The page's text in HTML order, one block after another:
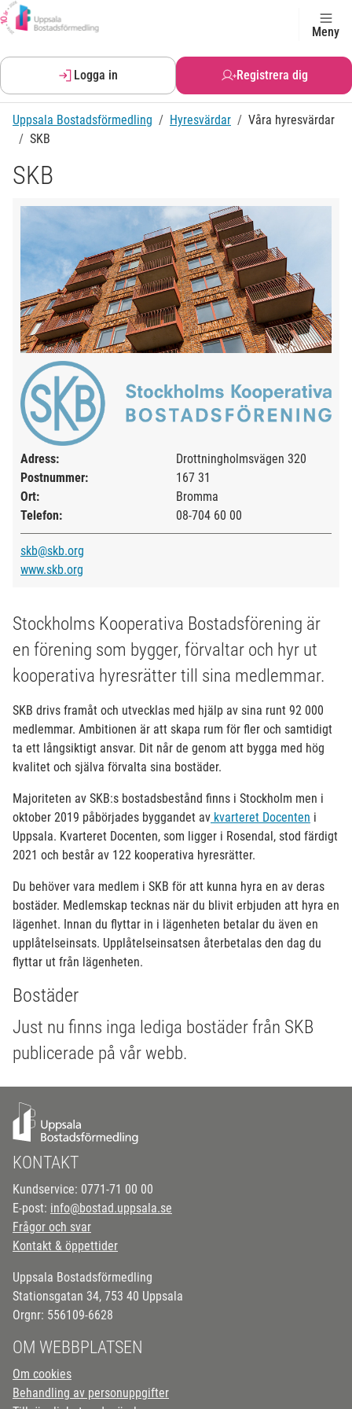
Meny
Logga in Registrera dig
Uppsala Bostadsförmedling Hyresvärdar
Våra hyresvärdar
SKB
SKB
Adress:
Drottningholmsvägen 320
Postnummer:
167 31
Ort:
Bromma
Telefon:
08-704 60 00
skb@skb.org
www.skb.org
Stockholms Kooperativa Bostadsförening är
en förening som bygger, förvaltar och hyr ut
kooperativa hyresrätter till sina medlemmar.
SKB drivs framåt och utvecklas med hjälp av sina runt 92 000
medlemmar. Ambitionen är att skapa rum för fler och samtidigt
ta ett långsiktigt ansvar. Dit når de genom att bygga med hög
kvalitet och själva förvalta sina bostäder.
Majoriteten av SKB:s bostadsbestånd finns i Stockholm men i
oktober 2019 påbörjades byggandet av kvarteret Docenten i
Uppsala. Kvarteret Docenten, som ligger i Rosendal, stod färdigt
2021 och består av 122 kooperativa hyresrätter.
Du behöver vara medlem i SKB för att kunna hyra en av deras
bostäder. Medlemskap tecknas när du blivit erbjuden att hyra en
lägenhet. Innan du flyttar in i lägenheten betalar du även en
upplåtelseinsats. Upplåtelseinsatsen återbetalas den dag du
flyttar ut från lägenheten.
Bostäder
Just nu finns inga lediga bostäder från SKB
publicerade på vår webb.
KONTAKT
Kundservice: 0771-71 00 00
E-post: info@bostad.uppsala.se
Frågor och svar
Kontakt & öppettider
Uppsala Bostadsförmedling
Stationsgatan 34, 753 40 Uppsala
Orgnr: 556109-6628
OM WEBBPLATSEN
Om cookies
Behandling av personuppgifter